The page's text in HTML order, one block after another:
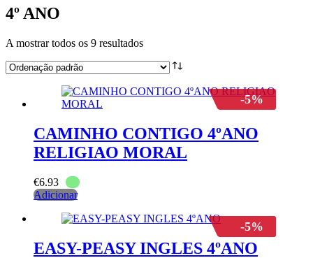
4º ANO
A mostrar todos os 9 resultados
-5%
CAMINHO CONTIGO 4ºANO
RELIGIAO MORAL
€6.93
Adicionar
-5%
EASY-PEASY INGLES 4ºANO